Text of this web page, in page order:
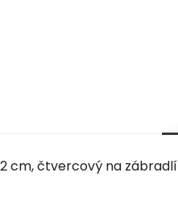
cm, čtvercový na zábradlí